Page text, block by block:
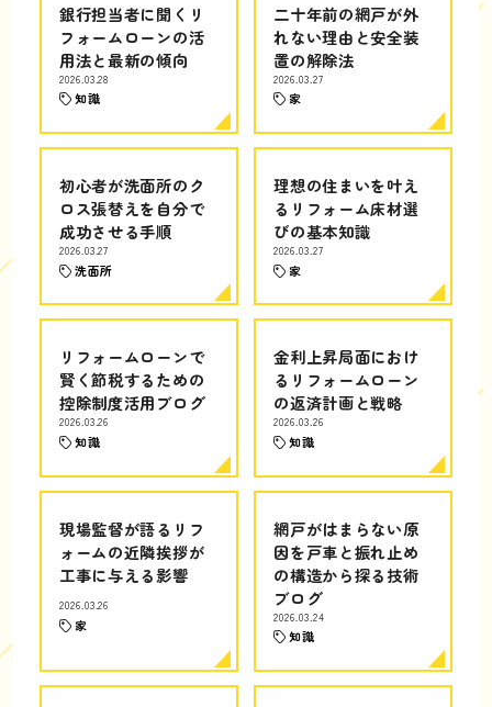
銀行担当者に聞くリ
フォームローンの活
用法と最新の傾向
2026.03.28
知識
二十年前の網戸が外
れない理由と安全装
置の解除法
2026.03.27
家
初心者が洗面所のク
ロス張替えを自分で
成功させる手順
2026.03.27
洗面所
理想の住まいを叶え
るリフォーム床材選
びの基本知識
2026.03.27
家
リフォームローンで
賢く節税するための
控除制度活用ブログ
2026.03.26
知識
金利上昇局面におけ
るリフォームローン
の返済計画と戦略
2026.03.26
知識
現場監督が語るリフ
ォームの近隣挨拶が
工事に与える影響
2026.03.26
家
網戸がはまらない原
因を戸車と振れ止め
の構造から探る技術
ブログ
2026.03.24
知識